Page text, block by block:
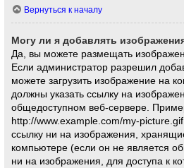
Вернуться к началу
Могу ли я добавлять
Да, вы можете размещать
Если администратор разрешил
можете загрузить изображение на
должны указать ссылку на
общедоступном веб-сервере.
http://www.example.com/my-
ссылку ни на изображения,
компьютере (если он не является
ни на изображения, для доступа к